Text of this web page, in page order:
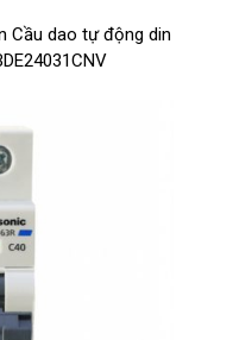
Cầu dao tự động din